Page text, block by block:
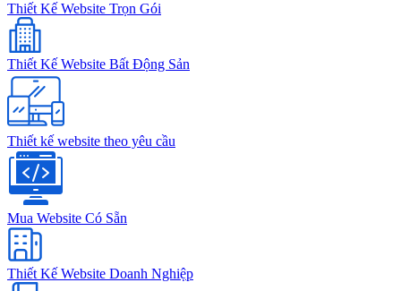
Thiết Kế Website Trọn Gói
Thiết Kế Website Bất Động Sản
Thiết kế website theo yêu cầu
Mua Website Có Sẵn
Thiết Kế Website Doanh Nghiệp